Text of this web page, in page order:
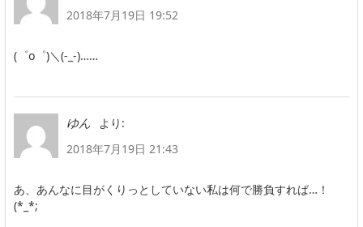
2018年7月19日 19:52
(゜o゜)＼(-_-)……
ゆん
より:
2018年7月19日 21:43
あ、あんなに目がくりっとしていない私は何で勝負すれば…！
(*_*;